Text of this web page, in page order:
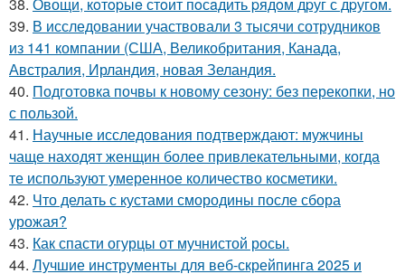
39. В исследовании участвовали 3 тысячи сотрудников
из 141 компании (США, Великобритания, Канада,
Австралия, Ирландия, новая Зеландия.
40. Подготовка почвы к новому сезону: без перекопки, но
с пользой.
41. Научные исследования подтверждают: мужчины
чаще находят женщин более привлекательными, когда
те используют умеренное количество косметики.
42. Что делать с кустами смородины после сбора
урожая?
43. Как спасти огурцы от мучнистой росы.
44. Лучшие инструменты для веб-скрейпинга 2025 и